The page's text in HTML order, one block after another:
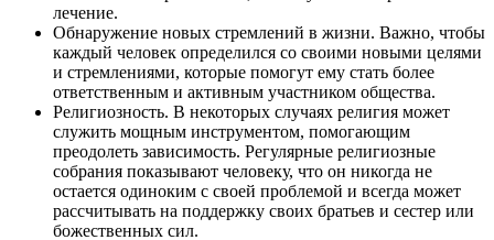
лечение.
Обнаружение новых стремлений в жизни. Важно, чтобы
каждый человек определился со своими новыми целями
и стремлениями, которые помогут ему стать более
ответственным и активным участником общества.
Религиозность. В некоторых случаях религия может
служить мощным инструментом, помогающим
преодолеть зависимость. Регулярные религиозные
собрания показывают человеку, что он никогда не
остается одиноким с своей проблемой и всегда может
рассчитывать на поддержку своих братьев и сестер или
божественных сил.